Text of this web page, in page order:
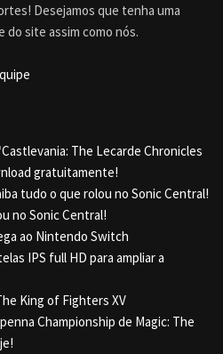
Desejamos que tenha uma
do site assim como nós.
The Lecarde Chronicles
gratuitamente!
tudo o que rolou no Sonic Central!
no Sonic Central!
ao Nintendo Switch
IPS full HD para ampliar a
King of Fighters XV
Championship de Magic: The